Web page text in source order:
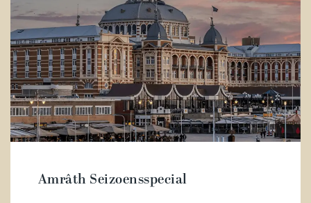
Amrâth Seizoensspecial